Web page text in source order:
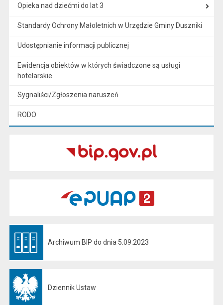
Opieka nad dziećmi do lat 3
Standardy Ochrony Małoletnich w Urzędzie Gminy Duszniki
Udostępnianie informacji publicznej
Ewidencja obiektów w których świadczone są usługi
hotelarskie
Sygnaliści/Zgłoszenia naruszeń
RODO
Archiwum BIP do dnia 5.09.2023
Dziennik Ustaw